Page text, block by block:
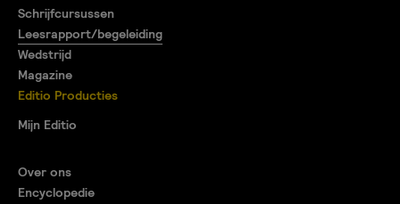
Schrijfcursussen
Leesrapport/begeleiding
Wedstrijd
Magazine
Editio Producties
Mijn Editio
Over ons
Encyclopedie